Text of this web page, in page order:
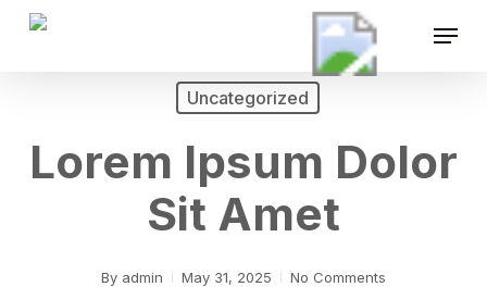
Skip
Menu
Uncategorized
Lorem Ipsum Dolor
Sit Amet
By admin May 31, 2025 No Comments